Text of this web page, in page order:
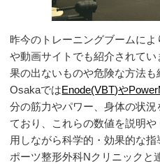
昨今のトレーニングブームに
や動画サイトでも紹介されて
果の出ないものや危険な方法
OsakaではEnode(VBT)や
分の筋力やパワー、身体の状
ており、これらの数値を説明
用しながら科学的・効果的な
ポーツ整形外科Nクリニックと